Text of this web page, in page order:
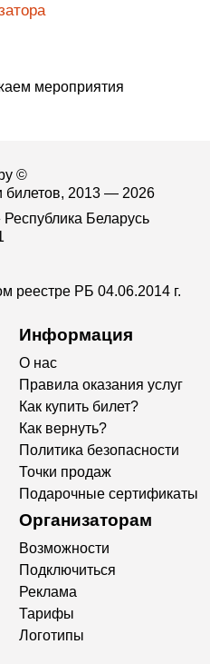
мероприятия
©
билетов, 2013 — 2026
Беларусь
реестре РБ 04.06.2014 г.
Информация
О нас
Правила оказания услуг
Как купить билет?
Как вернуть?
Политика безопасности
Точки продаж
Подарочные сертификаты
Организаторам
Возможности
Подключиться
Реклама
Тарифы
Логотипы